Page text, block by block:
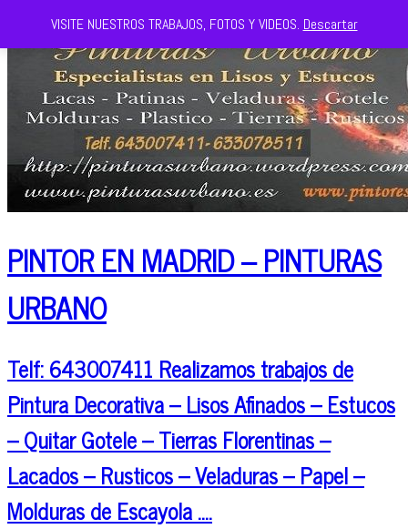
PINTOR EN MADRID – PINTURAS
URBANO
Telf: 643007411 Realizamos trabajos de
Pintura Decorativa – Lisos Afinados – Estucos
– Quitar Gotele – Tierras Florentinas –
Lacados – Rusticos – Veladuras – Papel –
Molduras de Escayola ….
VISITE NUESTROS TRABAJOS, FOTOS Y VIDEOS. Descartar